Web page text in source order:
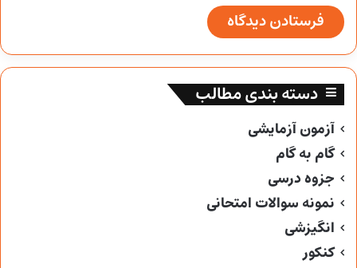
دسته بندی مطالب
آزمون آزمایشی
گام به گام
جزوه درسی
نمونه سوالات امتحانی
انگیزشی
کنکور